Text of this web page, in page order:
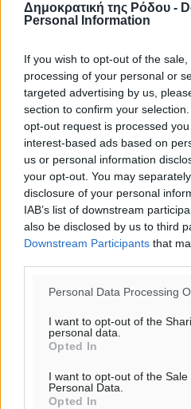
Δημοκρατική της Ρόδου -
Personal Information
If you wish to opt-out of the
processing of your personal or
targeted advertising by us,
section to confirm your
opt-out request is processed
interest-based ads based on
us or personal information
your opt-out. You may
disclosure of your personal
IAB’s list of downstream
also be disclosed by us to third
Downstream Participants that
Personal Data Processing
I want to opt-out of the
personal data.
Opted In
I want to opt-out of the Sale
Personal Data.
Opted In
25 °
αίθριος καιρός
55%
14km/h
Δ
25°/ 26
06:18
20:07
πρόγνωση:
31°